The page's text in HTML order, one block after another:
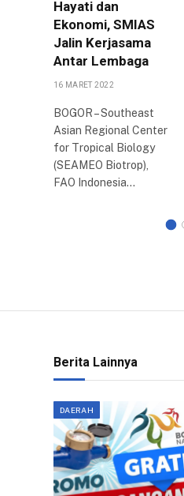
Hayati dan
Ekonomi, SMIAS
Jalin Kerjasama
Antar Lembaga
16 MARET 2022
BOGOR – Southeast
Asian Regional Center
for Tropical Biology
(SEAMEO Biotrop),
FAO Indonesia…
Berita Lainnya
DAERAH